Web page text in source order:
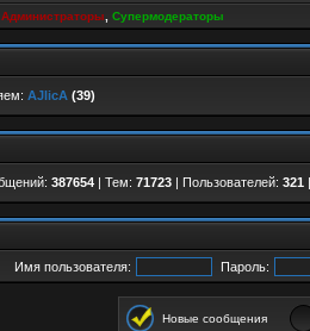
Администраторы Супермодераторы
AJlicA (39)
387654 | Тем: 71723 | Пользователей: 321
Имя пользователя: Пароль:
Новые сообщения